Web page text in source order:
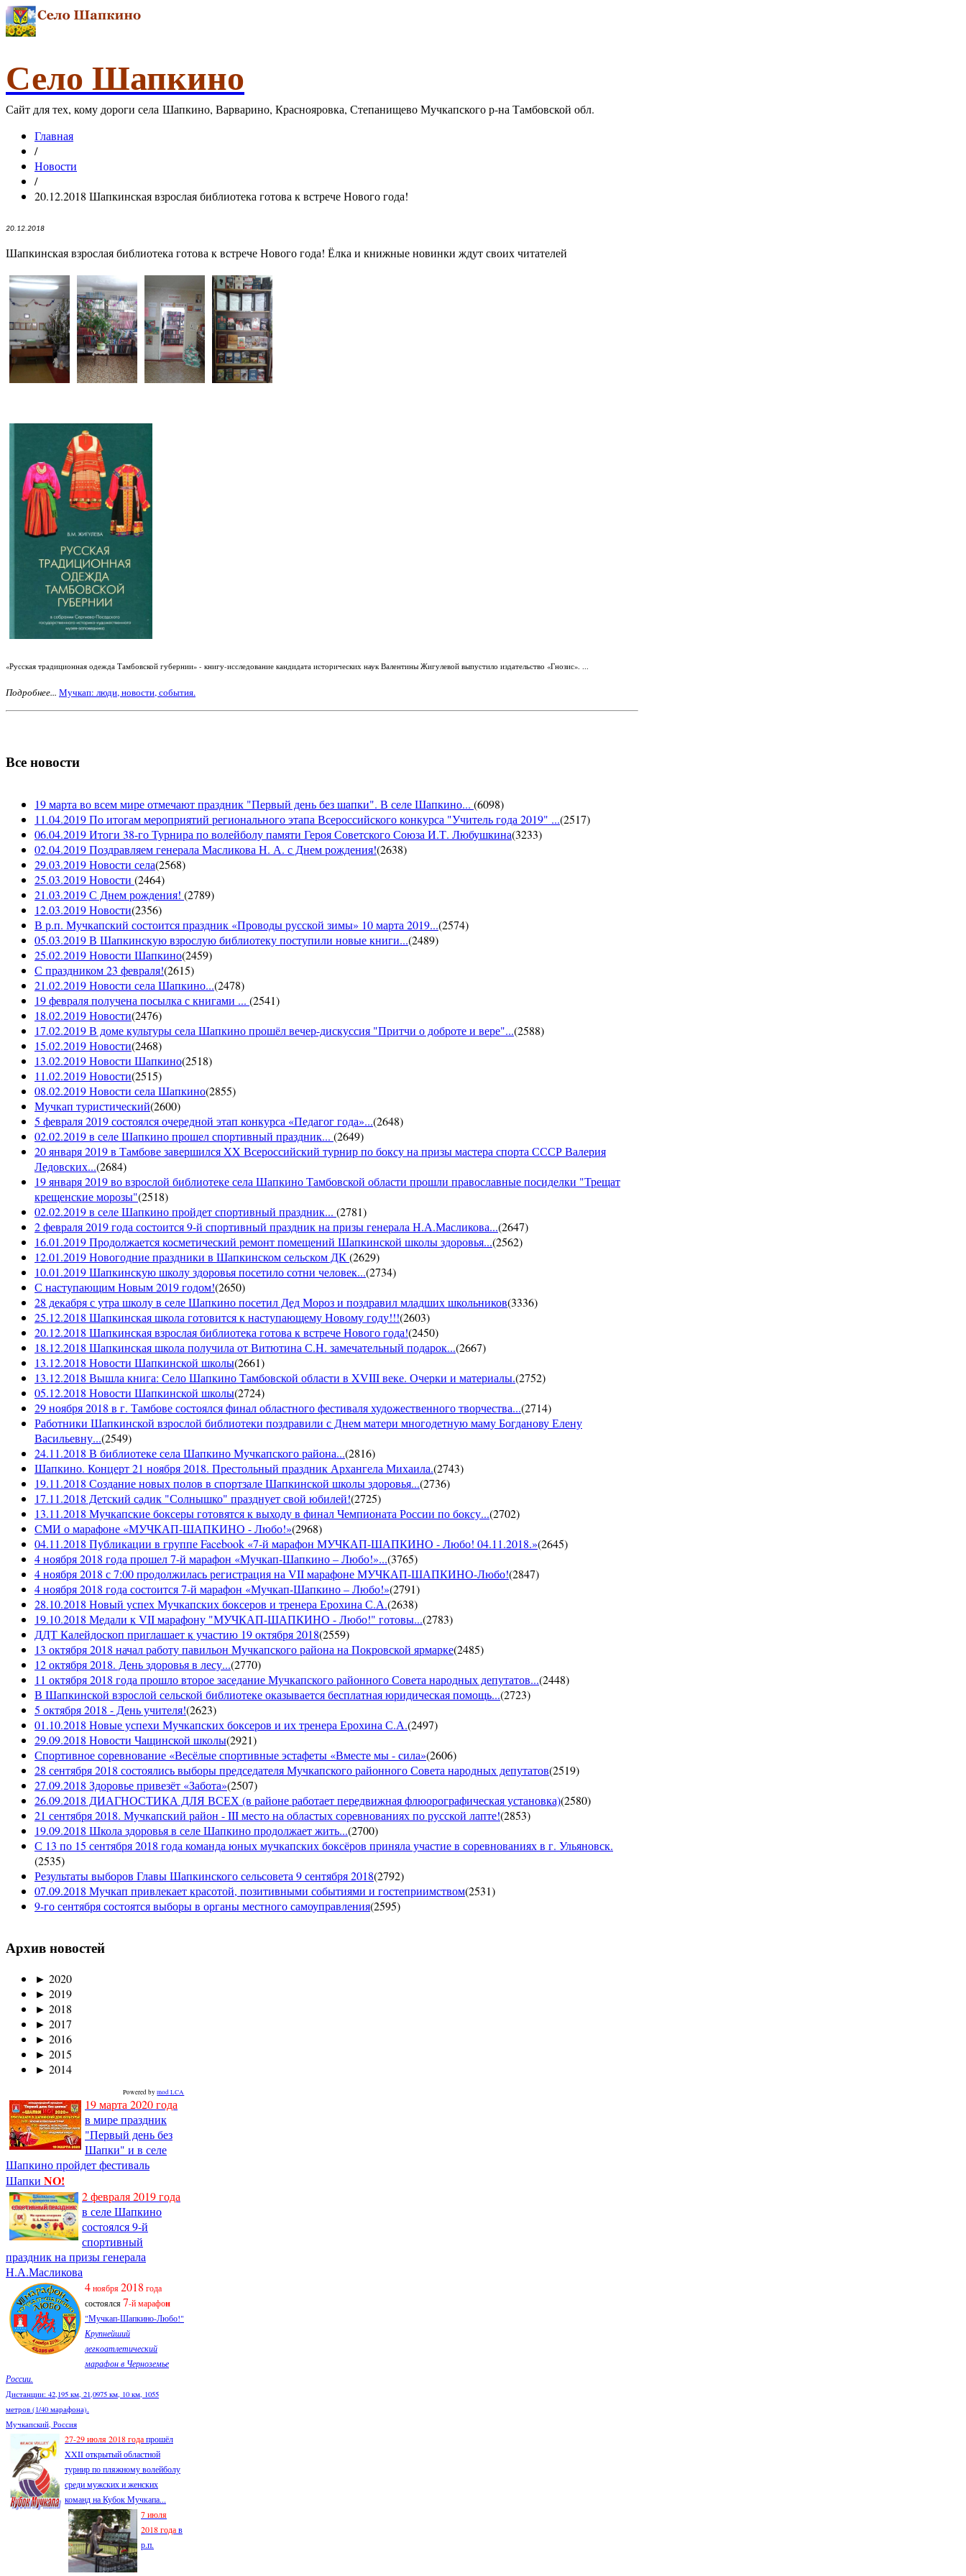
Село Шапкино
Сайт для тех, кому дороги села Шапкино, Варварино, Краснояровка, Степанищево Мучкапского р-на Тамбовской обл.
Главная
/
Новости
/
20.12.2018 Шапкинская взрослая библиотека готова к встрече Нового года!
20.12.2018
Шапкинская взрослая библиотека готова к встрече Нового года! Ёлка и книжные новинки ждут своих читателей
«Русская традиционная одежда Тамбовской губернии» - книгу-исследование кандидата исторических наук Валентины Жигулевой выпустило издательство «Гнозис». ...
Подробнее... Мучкап: люди, новости, события.
Все новости
19 марта во всем мире отмечают праздник "Первый день без шапки". В селе Шапкино... (6098)
11.04.2019 По итогам мероприятий регионального этапа Всероссийского конкурса "Учитель года 2019" ...(2517)
06.04.2019 Итоги 38-го Турнира по волейболу памяти Героя Советского Союза И.Т. Любушкина(3233)
02.04.2019 Поздравляем генерала Масликова Н. А. с Днем рождения!(2638)
29.03.2019 Новости села(2568)
25.03.2019 Новости (2464)
21.03.2019 С Днем рождения! (2789)
12.03.2019 Новости(2356)
В р.п. Мучкапский состоится праздник «Проводы русской зимы» 10 марта 2019...(2574)
05.03.2019 В Шапкинскую взрослую библиотеку поступили новые книги...(2489)
25.02.2019 Новости Шапкино(2459)
С праздником 23 февраля!(2615)
21.02.2019 Новости села Шапкино...(2478)
19 февраля получена посылка с книгами ... (2541)
18.02.2019 Новости(2476)
17.02.2019 В доме культуры села Шапкино прошёл вечер-дискуссия "Притчи о доброте и вере"...(2588)
15.02.2019 Новости(2468)
13.02.2019 Новости Шапкино(2518)
11.02.2019 Новости(2515)
08.02.2019 Новости села Шапкино(2855)
Мучкап туристический(2600)
5 февраля 2019 состоялся очередной этап конкурса «Педагог года»...(2648)
02.02.2019 в селе Шапкино прошел спортивный праздник... (2649)
20 января 2019 в Тамбове завершился XX Всероссийский турнир по боксу на призы мастера спорта СССР Валерия
Ледовских...(2684)
19 января 2019 во взрослой библиотеке села Шапкино Тамбовской области прошли православные посиделки "Трещат
крещенские морозы"(2518)
02.02.2019 в селе Шапкино пройдет спортивный праздник... (2781)
2 февраля 2019 года состоится 9-й спортивный праздник на призы генерала Н.А.Масликова...(2647)
16.01.2019 Продолжается косметический ремонт помещений Шапкинской школы здоровья...(2562)
12.01.2019 Новогодние праздники в Шапкинском сельском ДК(2629)
10.01.2019 Шапкинскую школу здоровья посетило сотни человек...(2734)
С наступающим Новым 2019 годом!(2650)
28 декабря с утра школу в селе Шапкино посетил Дед Мороз и поздравил младших школьников(3336)
25.12.2018 Шапкинская школа готовится к наступающему Новому году!!!(2603)
20.12.2018 Шапкинская взрослая библиотека готова к встрече Нового года!(2450)
18.12.2018 Шапкинская школа получила от Витютина С.Н. замечательный подарок...(2667)
13.12.2018 Новости Шапкинской школы(2661)
13.12.2018 Вышла книга: Село Шапкино Тамбовской области в XVIII веке. Очерки и материалы.(2752)
05.12.2018 Новости Шапкинской школы(2724)
29 ноября 2018 в г. Тамбове состоялся финал областного фестиваля художественного творчества...(2714)
Работники Шапкинской взрослой библиотеки поздравили с Днем матери многодетную маму Богданову Елену
Васильевну...(2549)
24.11.2018 В библиотеке села Шапкино Мучкапского района...(2816)
Шапкино. Концерт 21 ноября 2018. Престольный праздник Архангела Михаила.(2743)
19.11.2018 Создание новых полов в спортзале Шапкинской школы здоровья...(2736)
17.11.2018 Детский садик "Солнышко" празднует свой юбилей!(2725)
13.11.2018 Мучкапские боксеры готовятся к выходу в финал Чемпионата России по боксу...(2702)
СМИ о марафоне «МУЧКАП-ШАПКИНО - Любо!»(2968)
04.11.2018 Публикации в группе Facebook «7-й марафон МУЧКАП-ШАПКИНО - Любо! 04.11.2018.»(2645)
4 ноября 2018 года прошел 7-й марафон «Мучкап-Шапкино – Любо!»...(3765)
4 ноября 2018 с 7:00 продолжилась регистрация на VII марафоне МУЧКАП-ШАПКИНО-Любо!(2847)
4 ноября 2018 года состоится 7-й марафон «Мучкап-Шапкино – Любо!»(2791)
28.10.2018 Новый успех Мучкапских боксеров и тренера Ерохина С.А.(2638)
19.10.2018 Медали к VII марафону "МУЧКАП-ШАПКИНО - Любо!" готовы...(2783)
ДДТ Калейдоскоп приглашает к участию 19 октября 2018(2559)
13 октября 2018 начал работу павильон Мучкапского района на Покровской ярмарке(2485)
12 октября 2018. День здоровья в лесу...(2770)
11 октября 2018 года прошло второе заседание Мучкапского районного Совета народных депутатов...(2448)
В Шапкинской взрослой сельской библиотеке оказывается бесплатная юридическая помощь...(2723)
5 октября 2018 - День учителя!(2623)
01.10.2018 Новые успехи Мучкапских боксеров и их тренера Ерохина С.А.(2497)
29.09.2018 Новости Чащинской школы(2921)
Спортивное соревнование «Весёлые спортивные эстафеты «Вместе мы - сила»(2606)
28 сентября 2018 состоялись выборы председателя Мучкапского районного Совета народных депутатов(2519)
27.09.2018 Здоровье привезёт «Забота»(2507)
26.09.2018 ДИАГНОСТИКА ДЛЯ ВСЕХ (в районе работает передвижная флюорографическая установка)(2580)
21 сентября 2018. Мучкапский район - III место на областых соревнованиях по русской лапте!(2853)
19.09.2018 Школа здоровья в селе Шапкино продолжает жить...(2700)
С 13 по 15 сентября 2018 года команда юных мучкапских боксёров приняла участие в соревнованиях в г. Ульяновск.
(2535)
Результаты выборов Главы Шапкинского сельсовета 9 сентября 2018(2792)
07.09.2018 Мучкап привлекает красотой, позитивными событиями и гостеприимством(2531)
9-го сентября состоятся выборы в органы местного самоуправления(2595)
Архив новостей
► 2020
► 2019
► 2018
► 2017
► 2016
► 2015
► 2014
Powered bymod LCA
19 марта 2020 года
в мире праздник
"Первый день без
Шапки" и в селе
Шапкино пройдет фестиваль
Шапки NO!
2 февраля 2019 года
в селе Шапкино
состоялся 9-й
спортивный
праздник на призы генерала
Н.А.Масликова
4ноября2018 года
состоялся7-й марафон
"Мучкап-Шапкино-Любо!"
Крупнейший
легкоатлетический
марафон в Черноземье
России.
Дистанции: 42,195 км, 21,0975 км, 10 км, 1055
метров (1/40 марафона).
Мучкапский, Россия
27-29 июля 2018 годапрошёл
XXII открытый областной
турнир по пляжному волейболу
среди мужских и женских
команд на Кубок Мучкапа...
7 июля
2018 годав
р.п.